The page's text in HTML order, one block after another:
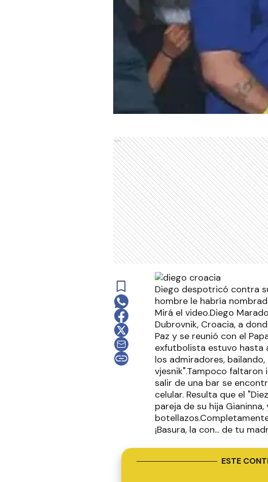
Ads
Diego despotricó contra
hombre le habría
Mirá el video.Diego
Dubrovnik, Croacia, a
Paz y se reunió con el
exfutbolista estuvo hasta
los admiradores,
vjesnik".Tampoco faltaron
salir de una bar se
celular. Resulta que el
pareja de su hija
¡Basura, la con... de tu
ESTE